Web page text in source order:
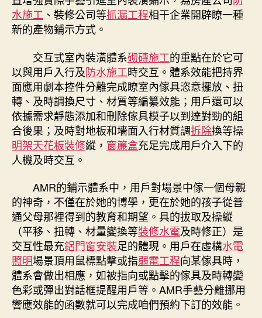
水施工 、裝修公司等抓漏工程相干企業開辟瞭一種
新的產物鋪示方式。
交互式室內裝潢體系砌磚施工的重點在於它可
以與用戶入行及防水施工時交互。體系效能把持界
面應用劇本控件分離完成瞭室內傢具恣意擺放、扭
轉、及時調換尺寸、材質等編纂效能；用戶還可以
依據需求靜態添加和刪除傢具模子以到達對勁的組
合後果；及時對地板和墻面入行材質調拆除換等操
明架天花板裝修縱， 窗簾盒充足完成用戶介入下的
人機及時交互。
AMR的鋪示體系中，用戶對場景中傢一個母親
的神奇，不僅在於她的博學，更在於她的孩子從普
通父母那裡得到的教育和期望。具的拔取及操縱
（平移、扭轉、材量變換等裝修水電及時修正）是
交互性最充鋁門窗安裝足的體現。用戶在虛構水電
照明場景頂用鼠標點擊或指弱電工程向某傢具時，
體系會做出相應，如被指向或點擊的傢具及時轉變
色彩或彈出對話框提醒用戶等。AMR手藝分離挪用
響應效能的函數就可以完成咱們預約下訂的效能。